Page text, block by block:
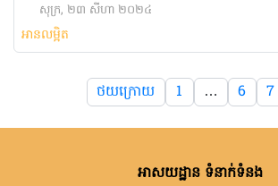
សុក្រ, ២៣ សីហា ២០២៤
អានលម្អិត
ថយក្រោយ 1 … 6 7
អាសយដ្ឋាន ទំនាក់ទំនង